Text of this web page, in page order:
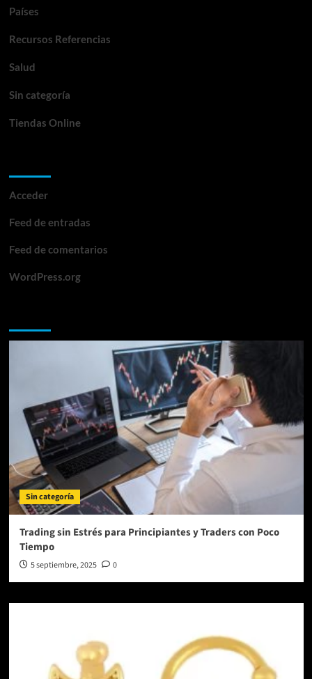
Países
Recursos Referencias
Salud
Sin categoría
Tiendas Online
Acceder
Feed de entradas
Feed de comentarios
WordPress.org
Sin categoría
Trading sin Estrés para Principiantes y Traders con Poco
Tiempo
5 septiembre, 2025 0